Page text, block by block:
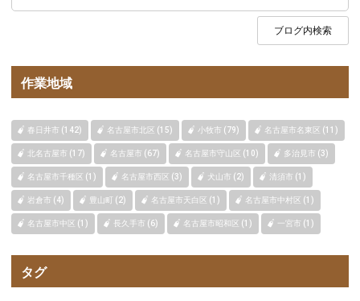
作業地域
春日井市 (142) 名古屋市北区 (15) 小牧市 (79) 名古屋市名東区 (11)
北名古屋市 (17) 名古屋市 (67) 名古屋市守山区 (10) 多治見市 (3)
名古屋市千種区 (1) 名古屋市西区 (3) 犬山市 (2) 清須市 (1)
岩倉市 (4) 豊山町 (2) 名古屋市天白区 (1) 名古屋市中村区 (1)
名古屋市中区 (1) 長久手市 (6) 名古屋市昭和区 (1) 一宮市 (1)
タグ